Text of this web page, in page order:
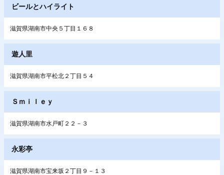
ビールとハイライト
滋賀県湖南市中央５丁目１６８
遊人里
滋賀県湖南市平松北２丁目５４
Ｓｍｉｌｅｙ
滋賀県湖南市水戸町２２－３
永彩亭
滋賀県湖南市宝来坂２丁目９－１３